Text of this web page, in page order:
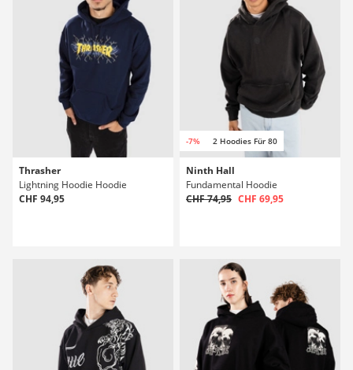
Thrasher
Lightning Hoodie Hoodie
CHF 94,95
-7% 2 Hoodies Für 80
Ninth Hall
Fundamental Hoodie
CHF 74,95 CHF 69,95